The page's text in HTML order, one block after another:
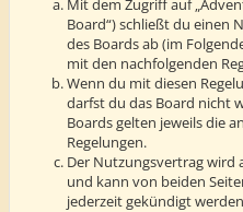
Board“) schließt du einen
des Boards ab (im
mit den nachfolgenden
Wenn du mit diesen
darfst du das Board nicht
Boards gelten jeweils die
Regelungen.
Der Nutzungsvertrag wird
und kann von beiden
jederzeit gekündigt